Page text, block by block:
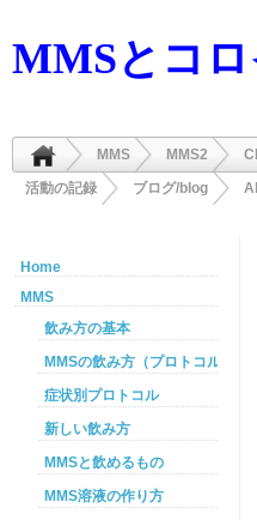
MMSとコ
MMS MMS2
活動の記録
ブログ/blog
Home
MMS
飲み方の基本
MMSの飲み方（プロトコル）
症状別プロトコル
新しい飲み方
MMSと飲めるもの
MMS溶液の作り方